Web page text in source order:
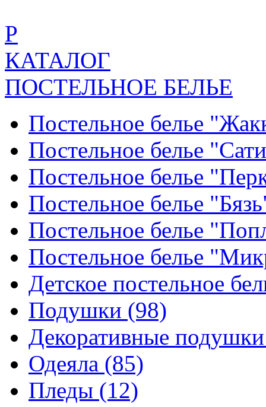
Р
КАТАЛОГ
ПОСТЕЛЬНОЕ БЕЛЬЕ
Постельное белье
Постельное белье
Постельное белье
Постельное белье
Постельное белье
Постельное белье
Детское постельное
Подушки (98)
Декоративные
Одеяла (85)
Пледы (12)